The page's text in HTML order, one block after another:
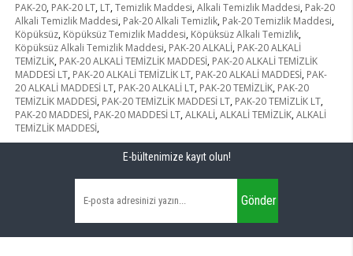
PAK-20, PAK-20 LT, LT, Temizlik Maddesi, Alkali Temizlik Maddesi, Pak-20
Alkali Temizlik Maddesi, Pak-20 Alkali Temizlik, Pak-20 Temizlik Maddesi,
Köpüksüz, Köpüksüz Temizlik Maddesi, Köpüksüz Alkali Temizlik,
Köpüksüz Alkali Temizlik Maddesi, PAK-20 ALKALİ, PAK-20 ALKALİ
TEMİZLİK, PAK-20 ALKALİ TEMİZLİK MADDESİ, PAK-20 ALKALİ TEMİZLİK
MADDESİ LT, PAK-20 ALKALİ TEMİZLİK LT, PAK-20 ALKALİ MADDESİ, PAK-
20 ALKALİ MADDESİ LT, PAK-20 ALKALİ LT, PAK-20 TEMİZLİK, PAK-20
TEMİZLİK MADDESİ, PAK-20 TEMİZLİK MADDESİ LT, PAK-20 TEMİZLİK LT,
PAK-20 MADDESİ, PAK-20 MADDESİ LT, ALKALİ, ALKALİ TEMİZLİK, ALKALİ
TEMİZLİK MADDESİ,
E-bültenimize kayıt olun!
Gönder